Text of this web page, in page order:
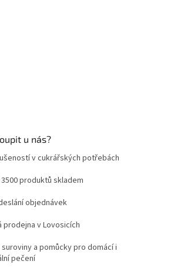
u nás?
v cukrářských potřebách
produktů skladem
objednávek
prodejna v Lovosicích
a pomůcky pro domácí i
pečení